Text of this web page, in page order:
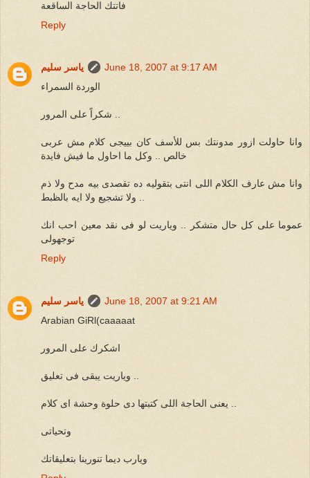
فاتتك الحاجة الساقعة
Reply
ياسر سليم
June 18, 2007 at 9:17 AM
الوردة السمراء
شكراً على المرور ..
وانا حاولت ازور مدونتك بس للأسف كان بييجى كلام مش عربى
خالص .. وكل ما احاول ما فيش فايدة
وانا مش عارف الكلام اللى انتى بتقوليه ده تقصدى بيه مدح ولا ذم
ولا تشجيع ولا ايه بالظبط ..
عموما على كل حال متشكر .. وياريت لو فى نقد معين احب انك
توجهولى
Reply
ياسر سليم
June 18, 2007 at 9:21 AM
Arabian GiRl(caaaaat
اشكرك على المرور
وياريت يبقى فى تعليق ..
يعنى الحاجة اللى كتبتها دى حلوة وحشة اى كلام ..
وتحياتى
ويارب ديما تنورينا بتعليقاتك